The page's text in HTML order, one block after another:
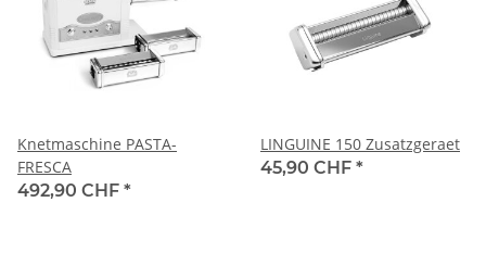
Knetmaschine PASTA-
FRESCA
492,90 CHF *
LINGUINE 150 Zusatzgeraet
45,90 CHF *